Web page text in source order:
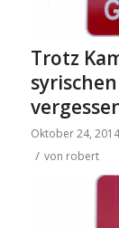
Trotz
Oktober 24, 2014
/ von robert